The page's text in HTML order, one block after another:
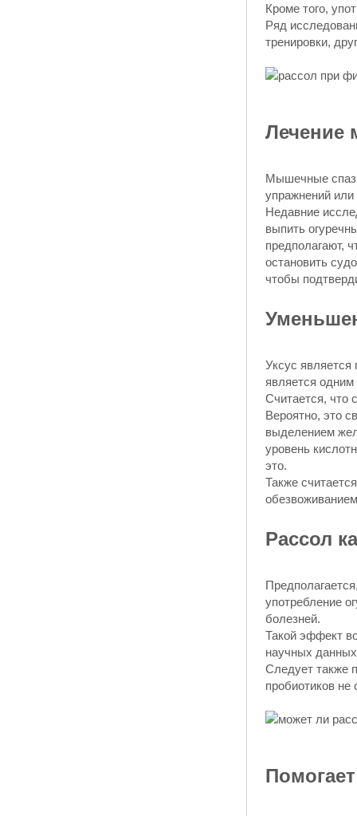
Кроме того,
Ряд
тренировки,
Лечение
Мышечные
упражнений или
Недавние
выпить
предполагают,
остановить
чтобы
Уксус
является
Считается, что
Вероятно, это
выделением
уровень
это.
Также
Рассол
употребление
болезней.
Такой эффект
научных
Следует также
пробиотиков